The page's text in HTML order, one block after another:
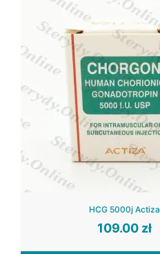
HCG 5000j Actiza
109.00 zł